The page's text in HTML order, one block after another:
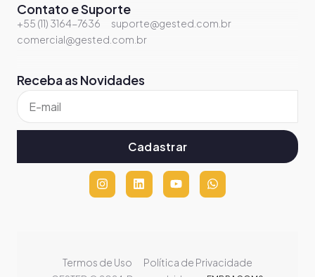
Receba as Novidades
Cadastrar
Contato e Suporte
+55 (11) 3164-7636
suporte@gested.com.br
comercial@gested.com.br
Termos de Uso Política de Privacidade